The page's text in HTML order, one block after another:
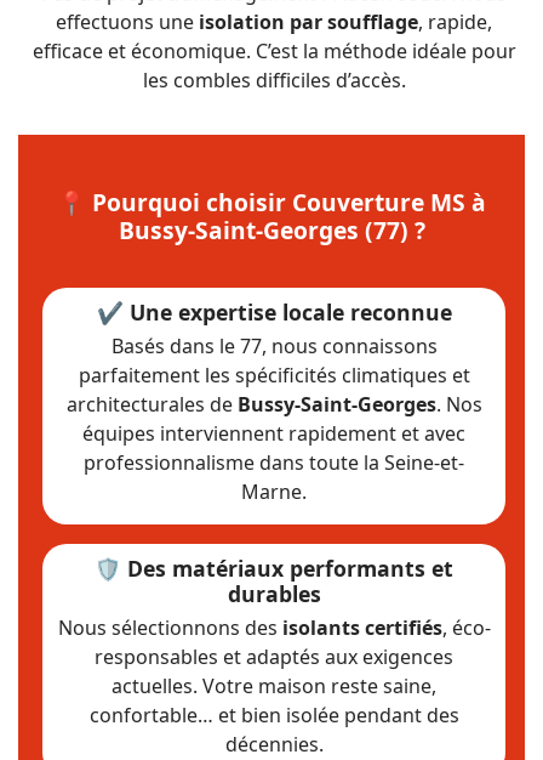
effectuons une isolation par soufflage, rapide,
efficace et économique. C’est la méthode idéale pour
les combles difficiles d’accès.
📍 Pourquoi choisir Couverture MS à
Bussy-Saint-Georges (77) ?
✔️ Une expertise locale reconnue
Basés dans le 77, nous connaissons
parfaitement les spécificités climatiques et
architecturales de Bussy-Saint-Georges. Nos
équipes interviennent rapidement et avec
professionnalisme dans toute la Seine-et-
Marne.
🛡️ Des matériaux performants et
durables
Nous sélectionnons des isolants certifiés, éco-
responsables et adaptés aux exigences
actuelles. Votre maison reste saine,
confortable… et bien isolée pendant des
décennies.